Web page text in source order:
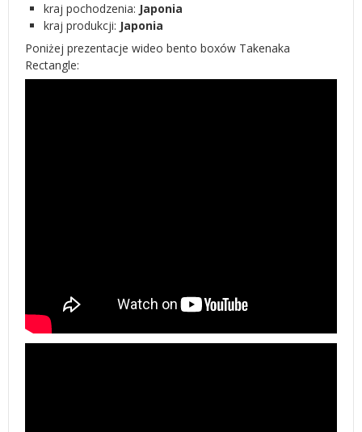
kraj pochodzenia: Japonia
kraj produkcji: Japonia
Poniżej prezentacje wideo bento boxów Takenaka
Rectangle: